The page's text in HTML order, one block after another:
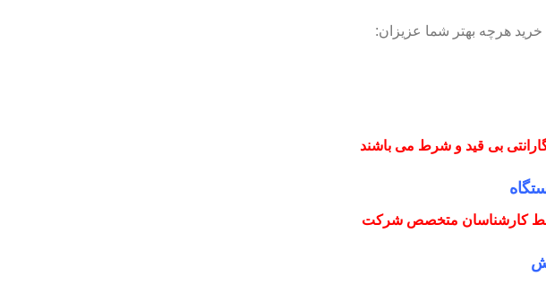
هرچه بهتر شما عزیزان:
بی قید و شرط می باشند
کارشناسان متخصص شرکت